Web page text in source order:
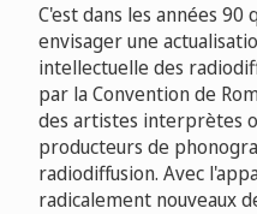
C'est dans les années 90
envisager une
intellectuelle des
par la Convention de
des artistes interprètes
producteurs de
radiodiffusion. Avec
radicalement nouveaux